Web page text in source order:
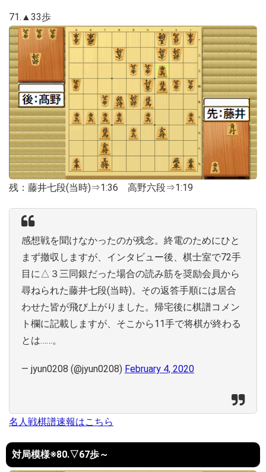
71.▲33歩
残：藤井七段(当時)⇒1:36 高野六段⇒1:19
感想戦を聞けなかったのが残念。終電のためにひと
まず撤収しますが、インタビュー後、棋士室で72手
目に△３三同銀だった場合の読み筋を奨励会員から
尋ねられた藤井七段(当時)。その返答手順には居合
わせた皆が飛び上がりました。帰宅後に棋譜コメン
ト欄に記載しますが、そこから11手で将棋が終わる
とは……。
— jyun0208 (@jyun0208) February 4, 2020
名人戦棋譜速報はこちら
対局模様※80.▽67歩～